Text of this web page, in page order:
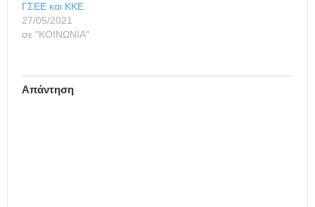
ΓΣΕΕ και ΚΚΕ
27/05/2021
σε "ΚΟΙΝΩΝΙΑ"
Απάντηση